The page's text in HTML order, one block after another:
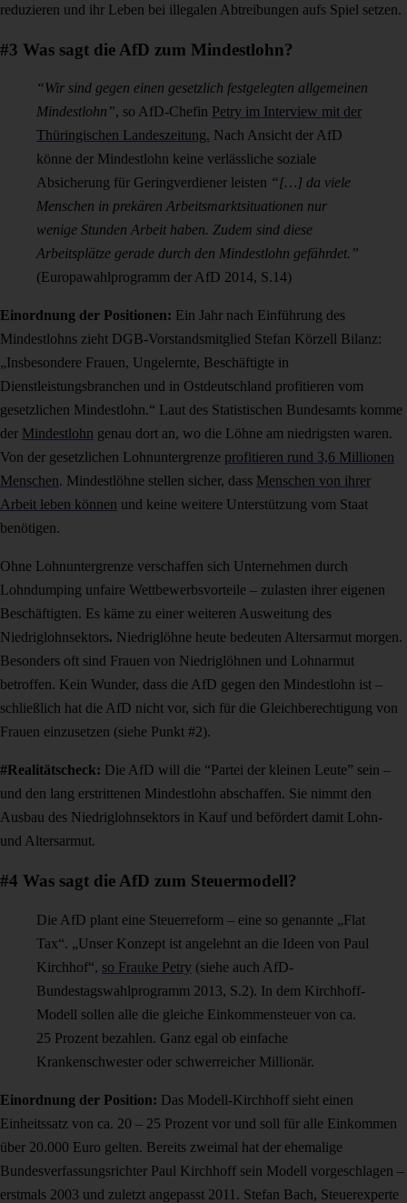
reduzieren und ihr Leben bei illegalen Abtreibungen aufs Spiel setzen.
#3 Was sagt die AfD zum Mindestlohn?
“Wir sind gegen einen gesetzlich festgelegten allgemeinen
Mindestlohn”, so AfD-Chefin Petry im Interview mit der
Thüringischen Landeszeitung. Nach Ansicht der AfD
könne der Mindestlohn keine verlässliche soziale
Absicherung für Geringverdiener leisten “[…] da viele
Menschen in prekären Arbeitsmarktsituationen nur
wenige Stunden Arbeit haben. Zudem sind diese
Arbeitsplätze gerade durch den Mindestlohn gefährdet.”
(Europawahlprogramm der AfD 2014, S.14)
Einordnung der Positionen: Ein Jahr nach Einführung des
Mindestlohns zieht DGB-Vorstandsmitglied Stefan Körzell Bilanz:
„Insbesondere Frauen, Ungelernte, Beschäftigte in
Dienstleistungsbranchen und in Ostdeutschland profitieren vom
gesetzlichen Mindestlohn.“ Laut des Statistischen Bundesamts komme
der Mindestlohn genau dort an, wo die Löhne am niedrigsten waren.
Von der gesetzlichen Lohnuntergrenze profitieren rund 3,6 Millionen
Menschen. Mindestlöhne stellen sicher, dass Menschen von ihrer
Arbeit leben können und keine weitere Unterstützung vom Staat
benötigen.
Ohne Lohnuntergrenze verschaffen sich Unternehmen durch
Lohndumping unfaire Wettbewerbsvorteile – zulasten ihrer eigenen
Beschäftigten. Es käme zu einer weiteren Ausweitung des
Niedriglohnsektors. Niedriglöhne heute bedeuten Altersarmut morgen.
Besonders oft sind Frauen von Niedriglöhnen und Lohnarmut
betroffen. Kein Wunder, dass die AfD gegen den Mindestlohn ist –
schließlich hat die AfD nicht vor, sich für die Gleichberechtigung von
Frauen einzusetzen (siehe Punkt #2).
#Realitätscheck: Die AfD will die “Partei der kleinen Leute” sein –
und den lang erstrittenen Mindestlohn abschaffen. Sie nimmt den
Ausbau des Niedriglohnsektors in Kauf und befördert damit Lohn-
und Altersarmut.
#4 Was sagt die AfD zum Steuermodell?
Die AfD plant eine Steuerreform – eine so genannte „Flat
Tax“. „Unser Konzept ist angelehnt an die Ideen von Paul
Kirchhof“, so Frauke Petry (siehe auch AfD-
Bundestagswahlprogramm 2013, S.2). In dem Kirchhoff-
Modell sollen alle die gleiche Einkommensteuer von ca.
25 Prozent bezahlen. Ganz egal ob einfache
Krankenschwester oder schwerreicher Millionär.
Einordnung der Position: Das Modell-Kirchhoff sieht einen
Einheitssatz von ca. 20 – 25 Prozent vor und soll für alle Einkommen
über 20.000 Euro gelten. Bereits zweimal hat der ehemalige
Bundesverfassungsrichter Paul Kirchhoff sein Modell vorgeschlagen –
erstmals 2003 und zuletzt angepasst 2011. Stefan Bach, Steuerexperte